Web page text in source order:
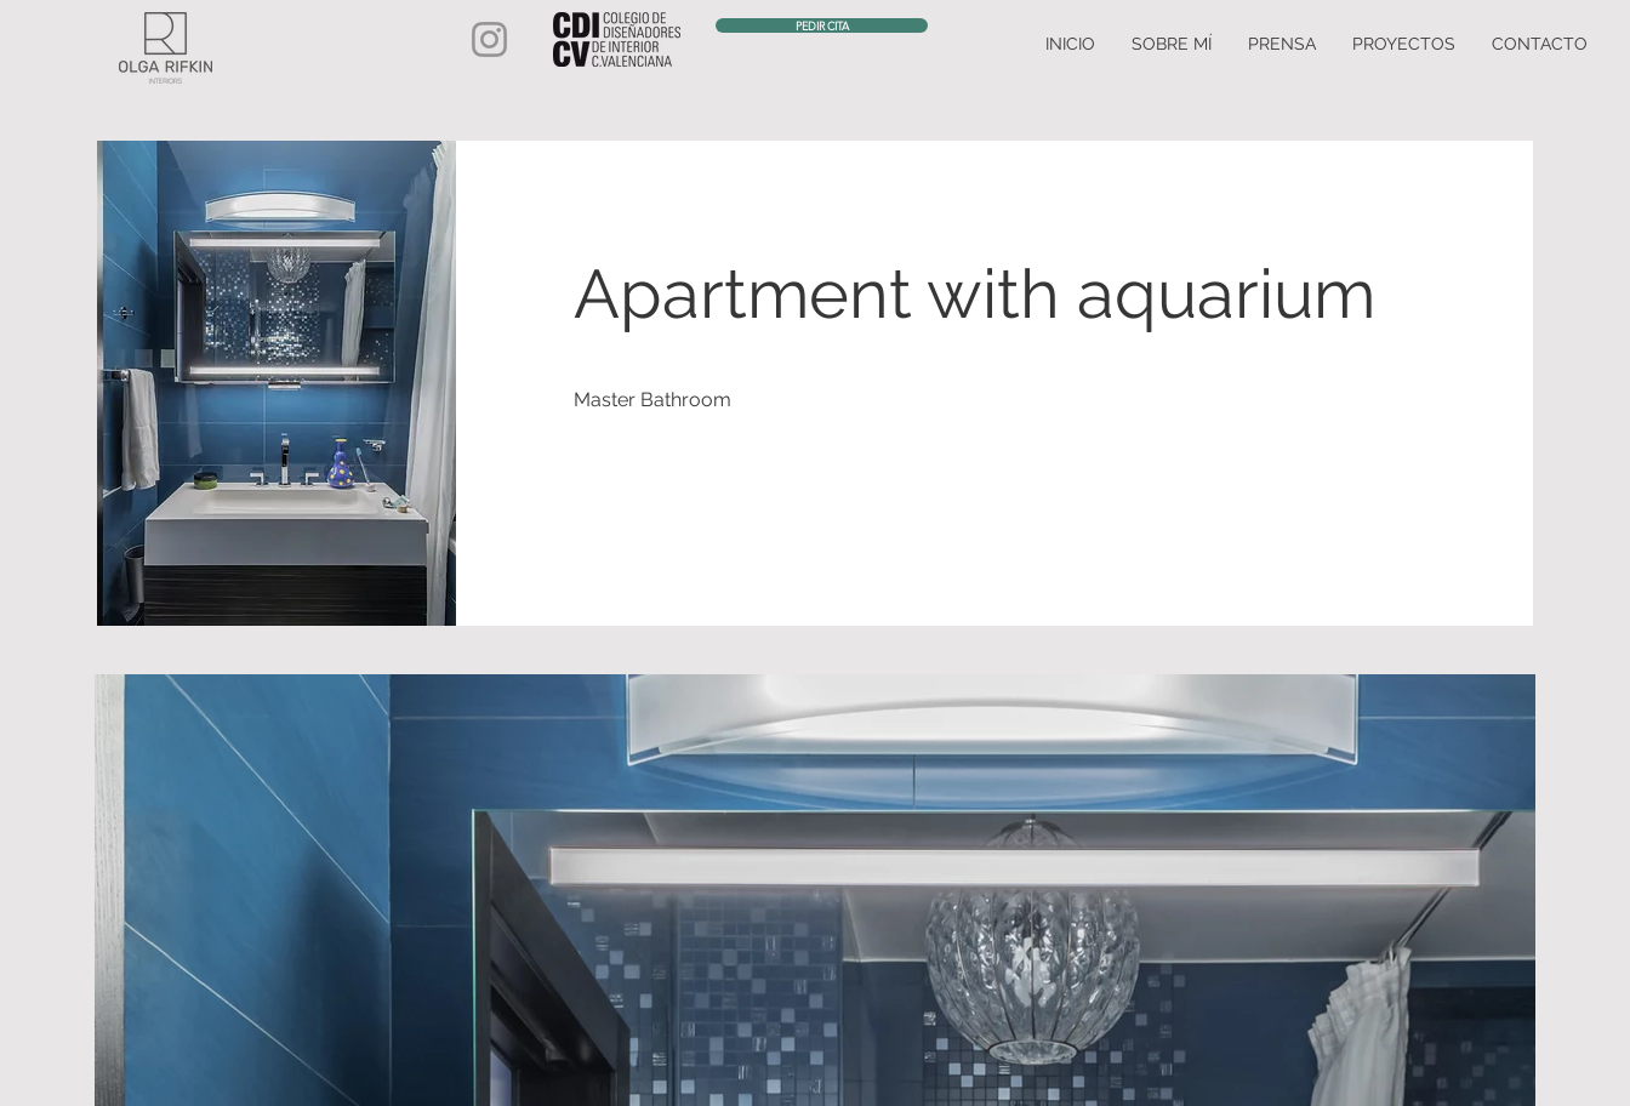
INICIO SOBRE MÍ PRENSA PROYECTOS CONTACTO
PEDIR CITA
Apartment with aquarium
Master Bathroom